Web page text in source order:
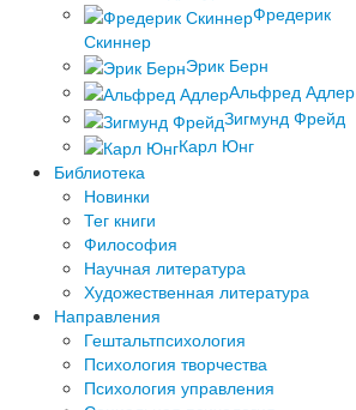
Фредерик
Скиннер
Эрик Берн
Альфред Адлер
Зигмунд Фрейд
Карл Юнг
Библиотека
Новинки
Тег книги
Философия
Научная литература
Художественная литература
Направления
Гештальтпсихология
Психология творчества
Психология управления